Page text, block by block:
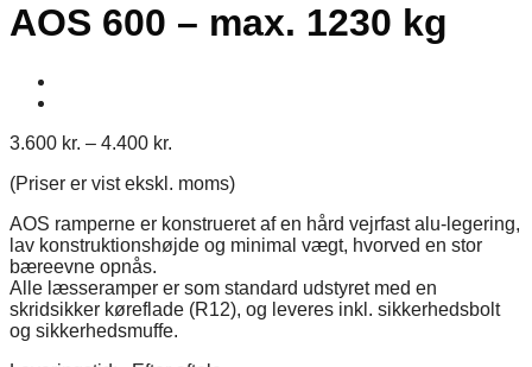
AOS 600 – max. 1230 kg
3.600 kr. – 4.400 kr.
til
(Priser er vist ekskl. moms)
AOS ramperne er konstrueret af en hård vejrfast alu-legering,
lav konstruktionshøjde og minimal vægt, hvorved en stor
bæreevne opnås.
Alle læsseramper er som standard udstyret med en
skridsikker køreflade (R12), og leveres inkl. sikkerhedsbolt
og sikkerhedsmuffe.